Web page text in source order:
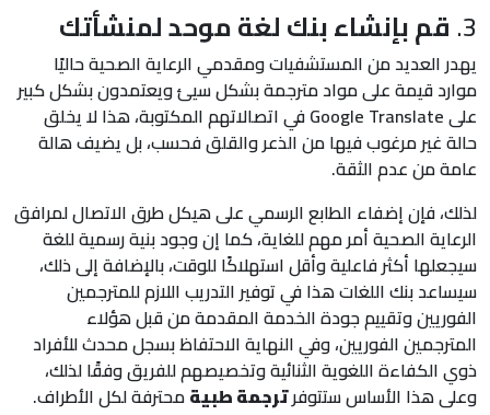
3. قم بإنشاء بنك لغة موحد لمنشأتك
يهدر العديد من المستشفيات ومقدمي الرعاية الصحية حاليًا
موارد قيمة على مواد مترجمة بشكل سيئ ويعتمدون بشكل كبير
على Google Translate في اتصالاتهم المكتوبة، هذا لا يخلق
حالة غير مرغوب فيها من الذعر والقلق فحسب، بل يضيف هالة
عامة من عدم الثقة.
لذلك، فإن إضفاء الطابع الرسمي على هيكل طرق الاتصال لمرافق
الرعاية الصحية أمر مهم للغاية، كما إن وجود بنية رسمية للغة
سيجعلها أكثر فاعلية وأقل استهلاكًا للوقت، بالإضافة إلى ذلك،
سيساعد بنك اللغات هذا في توفير التدريب اللازم للمترجمين
الفوريين وتقييم جودة الخدمة المقدمة من قبل هؤلاء
المترجمين الفوريين، وفي النهاية الاحتفاظ بسجل محدث للأفراد
ذوي الكفاءة اللغوية الثنائية وتخصيصهم للفريق وفقًا لذلك،
وعلى هذا الأساس ستتوفرترجمة طبيةمحترفة لكل الأطراف.